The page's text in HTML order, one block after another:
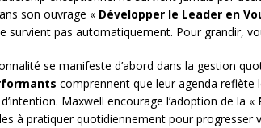
son ouvrage « Développer le Leader en
survient pas automatiquement. Pour grandir,
se manifeste d’abord dans la gestion
comprennent que leur agenda reflète
Maxwell encourage l’adoption de la «
à pratiquer quotidiennement pour progresser